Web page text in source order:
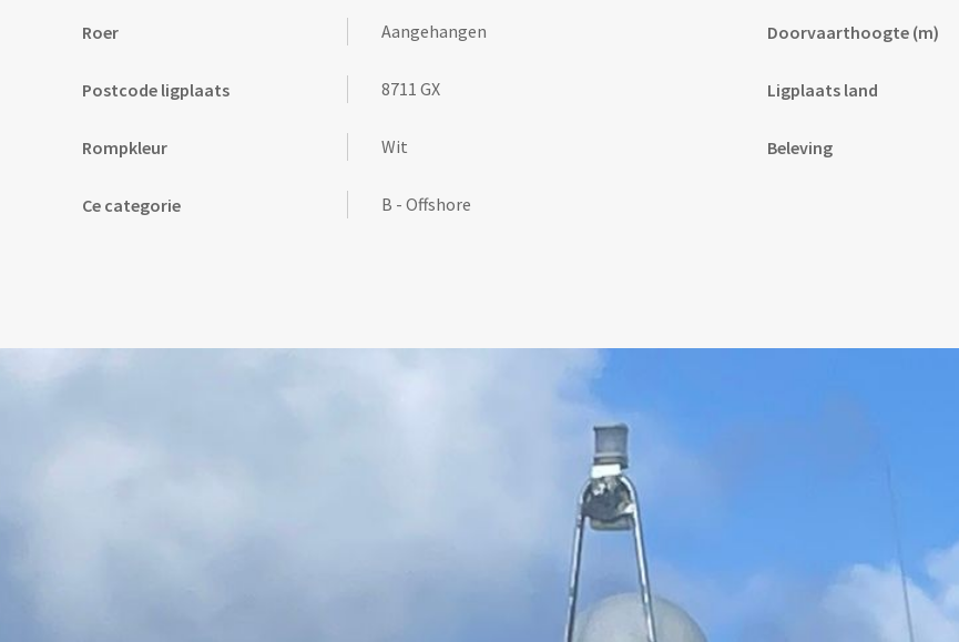
Roer Aangehangen Doorvaarthoogte (m)
Postcode ligplaats 8711 GX Ligplaats land
Rompkleur Wit Beleving
Ce categorie B - Offshore